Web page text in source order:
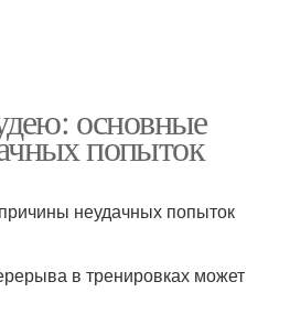
основные
попыток
неудачных попыток
в тренировках может